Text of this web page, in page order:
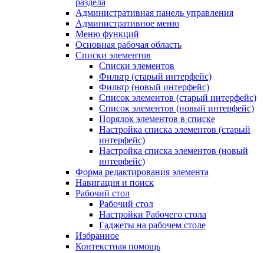
раздела
Административная панель управления
Административное меню
Меню функций
Основная рабочая область
Списки элементов
Списки элементов
Фильтр (старый интерфейс)
Фильтр (новый интерфейс)
Список элементов (старый интерфейс)
Список элементов (новый интерфейс)
Порядок элементов в списке
Настройка списка элементов (старый
интерфейс)
Настройка списка элементов (новый
интерфейс)
Форма редактирования элемента
Навигация и поиск
Рабочий стол
Рабочий стол
Настройки Рабочего стола
Гаджеты на рабочем столе
Избранное
Контекстная помощь